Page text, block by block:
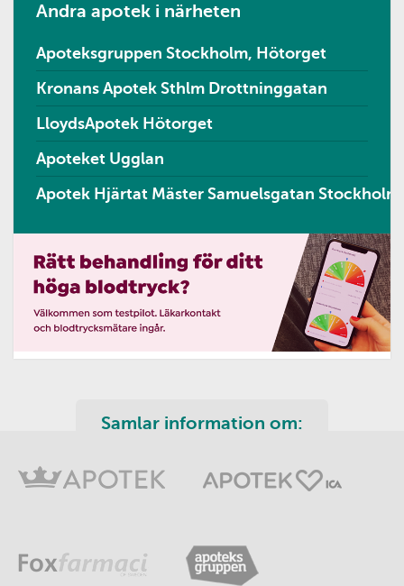
Andra apotek i närheten
Apoteksgruppen Stockholm, Hötorget
Kronans Apotek Sthlm Drottninggatan
LloydsApotek Hötorget
Apoteket Ugglan
Apotek Hjärtat Mäster Samuelsgatan Stockholm
Samlar information om: